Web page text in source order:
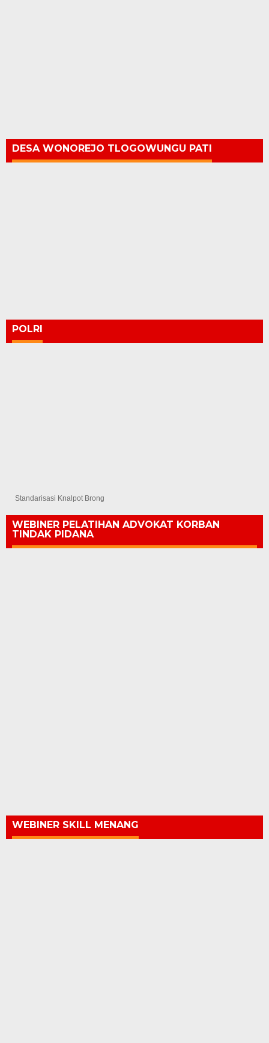
DESA WONOREJO TLOGOWUNGU PATI
POLRI
Standarisasi Knalpot Brong
WEBINER PELATIHAN ADVOKAT KORBAN
TINDAK PIDANA
WEBINER SKILL MENANG